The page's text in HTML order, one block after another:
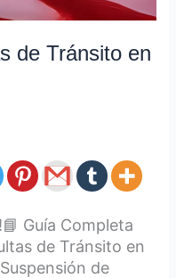
de Tránsito en
Guía Completa
de Tránsito en
de